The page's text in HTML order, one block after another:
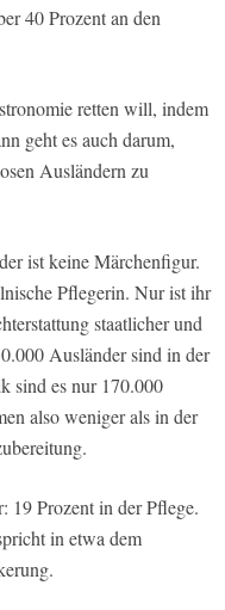
40 Prozent an den
retten will, indem
geht es auch darum,
Ausländern zu
ist keine Märchenfigur.
Pflegerin. Nur ist ihr
staatlicher und
Ausländer sind in der
sind es nur 170.000
also weniger als in der
19 Prozent in der Pflege.
in etwa dem